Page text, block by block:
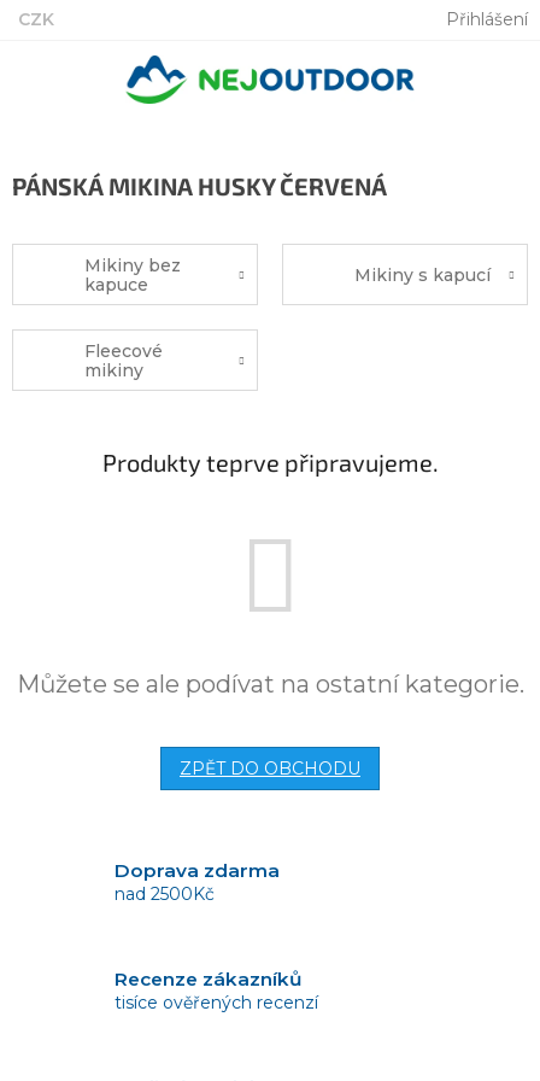
Přejít
CZK Přihlášení
PÁNSKÁ MIKINA HUSKY ČERVENÁ
Mikiny bez
kapuce
Mikiny s kapucí
Fleecové
mikiny
Produkty teprve připravujeme.
Můžete se ale podívat na ostatní kategorie.
ZPĚT DO OBCHODU
Doprava zdarma
nad 2500Kč
Recenze zákazníků
tisíce ověřených recenzí